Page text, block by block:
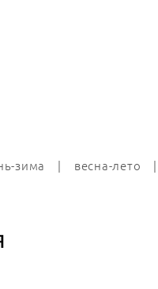
зима весна-лето